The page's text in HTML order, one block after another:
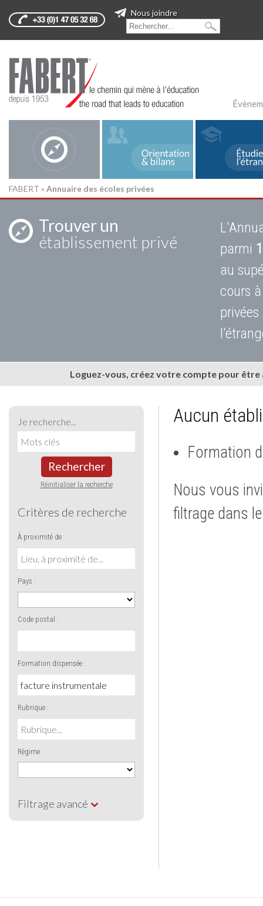
Nous joindre
FABERT » Annuaire des écoles privées
Trouver un
établissement privé
parmi
au
cours
Loguez-vous, créez votre compte pour
Je recherche...
Rechercher
Réinitialiser la recherche
Critères de recherche
À proximité de :
Pays :
Code postal :
Formation dispensée :
Rubrique :
Régime :
Filtrage avancé
Aucun
Formation
Nous vous
filtrage dans